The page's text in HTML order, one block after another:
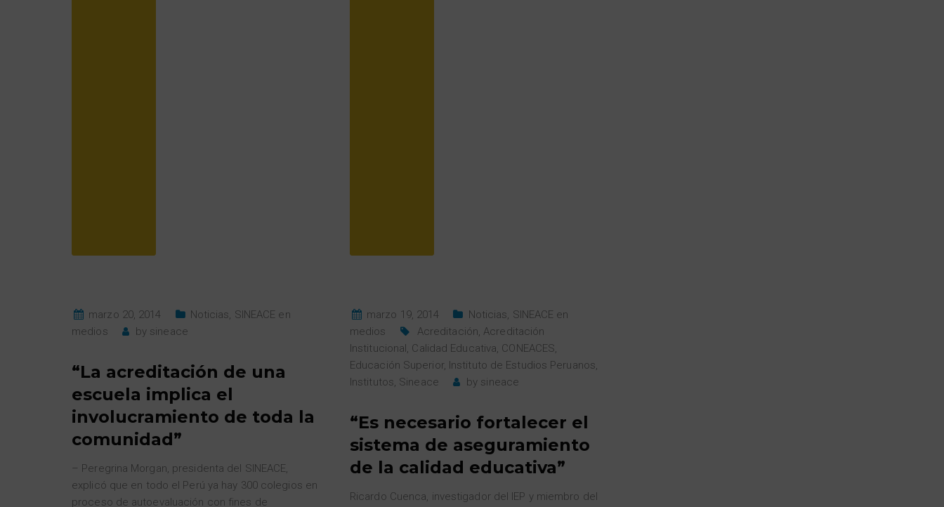
marzo 20, 2014 Noticias, SINEACE en
medios
by sineace
“La acreditación de una
escuela implica el
involucramiento de toda la
comunidad”
– Peregrina Morgan, presidenta del SINEACE,
explicó que en todo el Perú ya hay 300 colegios en
proceso de autoevaluación con fines de
marzo 19, 2014 Noticias, SINEACE en
medios
Acreditación, Acreditación
Institucional, Calidad Educativa, CONEACES,
Educación Superior, Instituto de Estudios Peruanos,
Institutos, Sineace by sineace
“Es necesario fortalecer el
sistema de aseguramiento
de la calidad educativa”
Ricardo Cuenca, investigador del IEP y miembro del